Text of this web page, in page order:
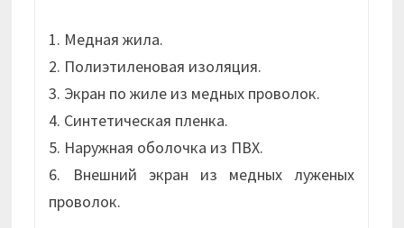
1. Медная жила.
2. Полиэтиленовая изоляция.
3. Экран по жиле из медных проволок.
4. Синтетическая пленка.
5. Наружная оболочка из ПВХ.
6. Внешний экран из медных луженых
проволок.